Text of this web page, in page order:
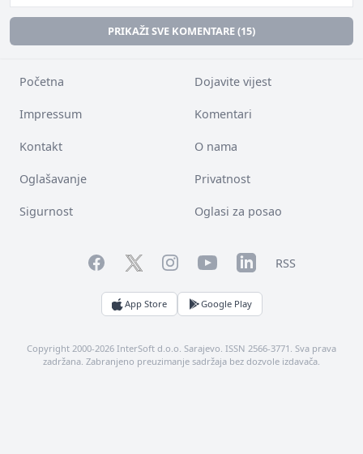
PRIKAŽI SVE KOMENTARE (15)
Početna Dojavite vijest
Impressum Komentari
Kontakt O nama
Oglašavanje Privatnost
Sigurnost Oglasi za posao
FacebookTwitterInstagramYouTubeLinkedInRSS
App Store Google Play
Copyright 2000-2026 InterSoft d.o.o. Sarajevo. ISSN 2566-3771. Sva prava
zadržana. Zabranjeno preuzimanje sadržaja bez dozvole izdavača.